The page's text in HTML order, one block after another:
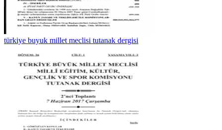
türkiye buyuk millet meclisi tutanak dergisi